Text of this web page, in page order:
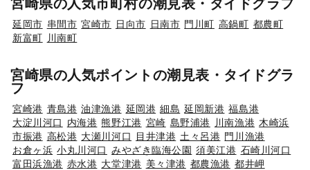
宮崎県の人気市町村の潮見表・タイドグラフ
延岡市 串間市 宮崎市 日向市 日南市 門川町 高鍋町 都農町
新富町
川南町
宮崎県の人気ポイントの潮見表・タイドグラ
フ
宮崎港 青島港 油津漁港 延岡港 細島 延岡新港 福島港
大淀川河口
内海港 熊野江港 宮崎 島野浦港 川南漁港 木崎浜
市振港 高松港 大瀬川河口 目井津港 土々呂港 門川漁港
お倉ヶ浜 小丸川河口 みやざき臨海公園 須美江港 石崎川河口
富田浜漁港 赤水港 大堂津港 美々津港 都農漁港 都井岬